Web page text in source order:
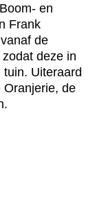
en
Frank
de
deze in
Uiteraard
Oranjerie, de